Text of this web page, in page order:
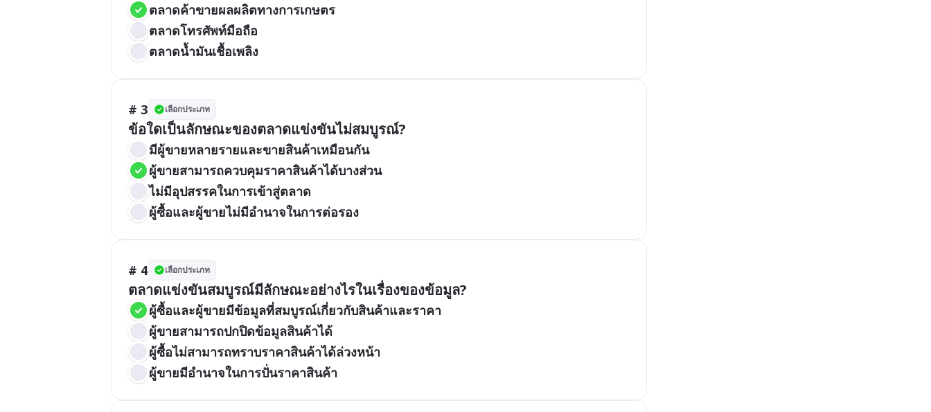
ตลาดค้าขายผลผลิตทางการเกษตร
ตลาดโทรศัพท์มือถือ
ตลาดน้ำมันเชื้อเพลิง
# 3 เลือกประเภท
ข้อใดเป็นลักษณะของตลาดแข่งขันไม่สมบูรณ์?
มีผู้ขายหลายรายและขายสินค้าเหมือนกัน
ผู้ขายสามารถควบคุมราคาสินค้าได้บางส่วน
ไม่มีอุปสรรคในการเข้าสู่ตลาด
ผู้ซื้อและผู้ขายไม่มีอำนาจในการต่อรอง
# 4 เลือกประเภท
ตลาดแข่งขันสมบูรณ์มีลักษณะอย่างไรในเรื่องของข้อมูล?
ผู้ซื้อและผู้ขายมีข้อมูลที่สมบูรณ์เกี่ยวกับสินค้าและราคา
ผู้ขายสามารถปกปิดข้อมูลสินค้าได้
ผู้ซื้อไม่สามารถทราบราคาสินค้าได้ล่วงหน้า
ผู้ขายมีอำนาจในการปั่นราคาสินค้า